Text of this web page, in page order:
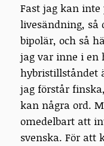
Fast jag kan
livesändning, så
bipolär, och så
jag var inne i en
hybristillståndet
jag förstår
kan några ord.
omedelbart att
svenska. För att